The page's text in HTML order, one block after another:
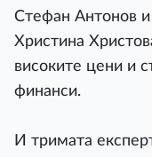
Стефан Антонов
Христина
високите цени и
финанси.
И тримата